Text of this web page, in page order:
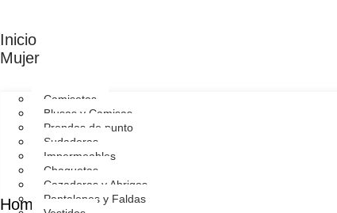
Inicio
Mujer
Camisetas
Blusas y Camisas
Prendas de punto
Sudaderas
Impermeables
Chaquetas
Cazadoras y Abrigos
Pantalones y Faldas
Hombre